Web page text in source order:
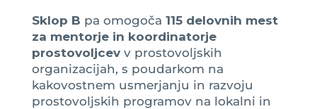
Sklop B pa omogoča 115 delovnih mest
za mentorje in koordinatorje
prostovoljcevv prostovoljskih
organizacijah, s poudarkom na
kakovostnem usmerjanju in razvoju
prostovoljskih programov na lokalni in